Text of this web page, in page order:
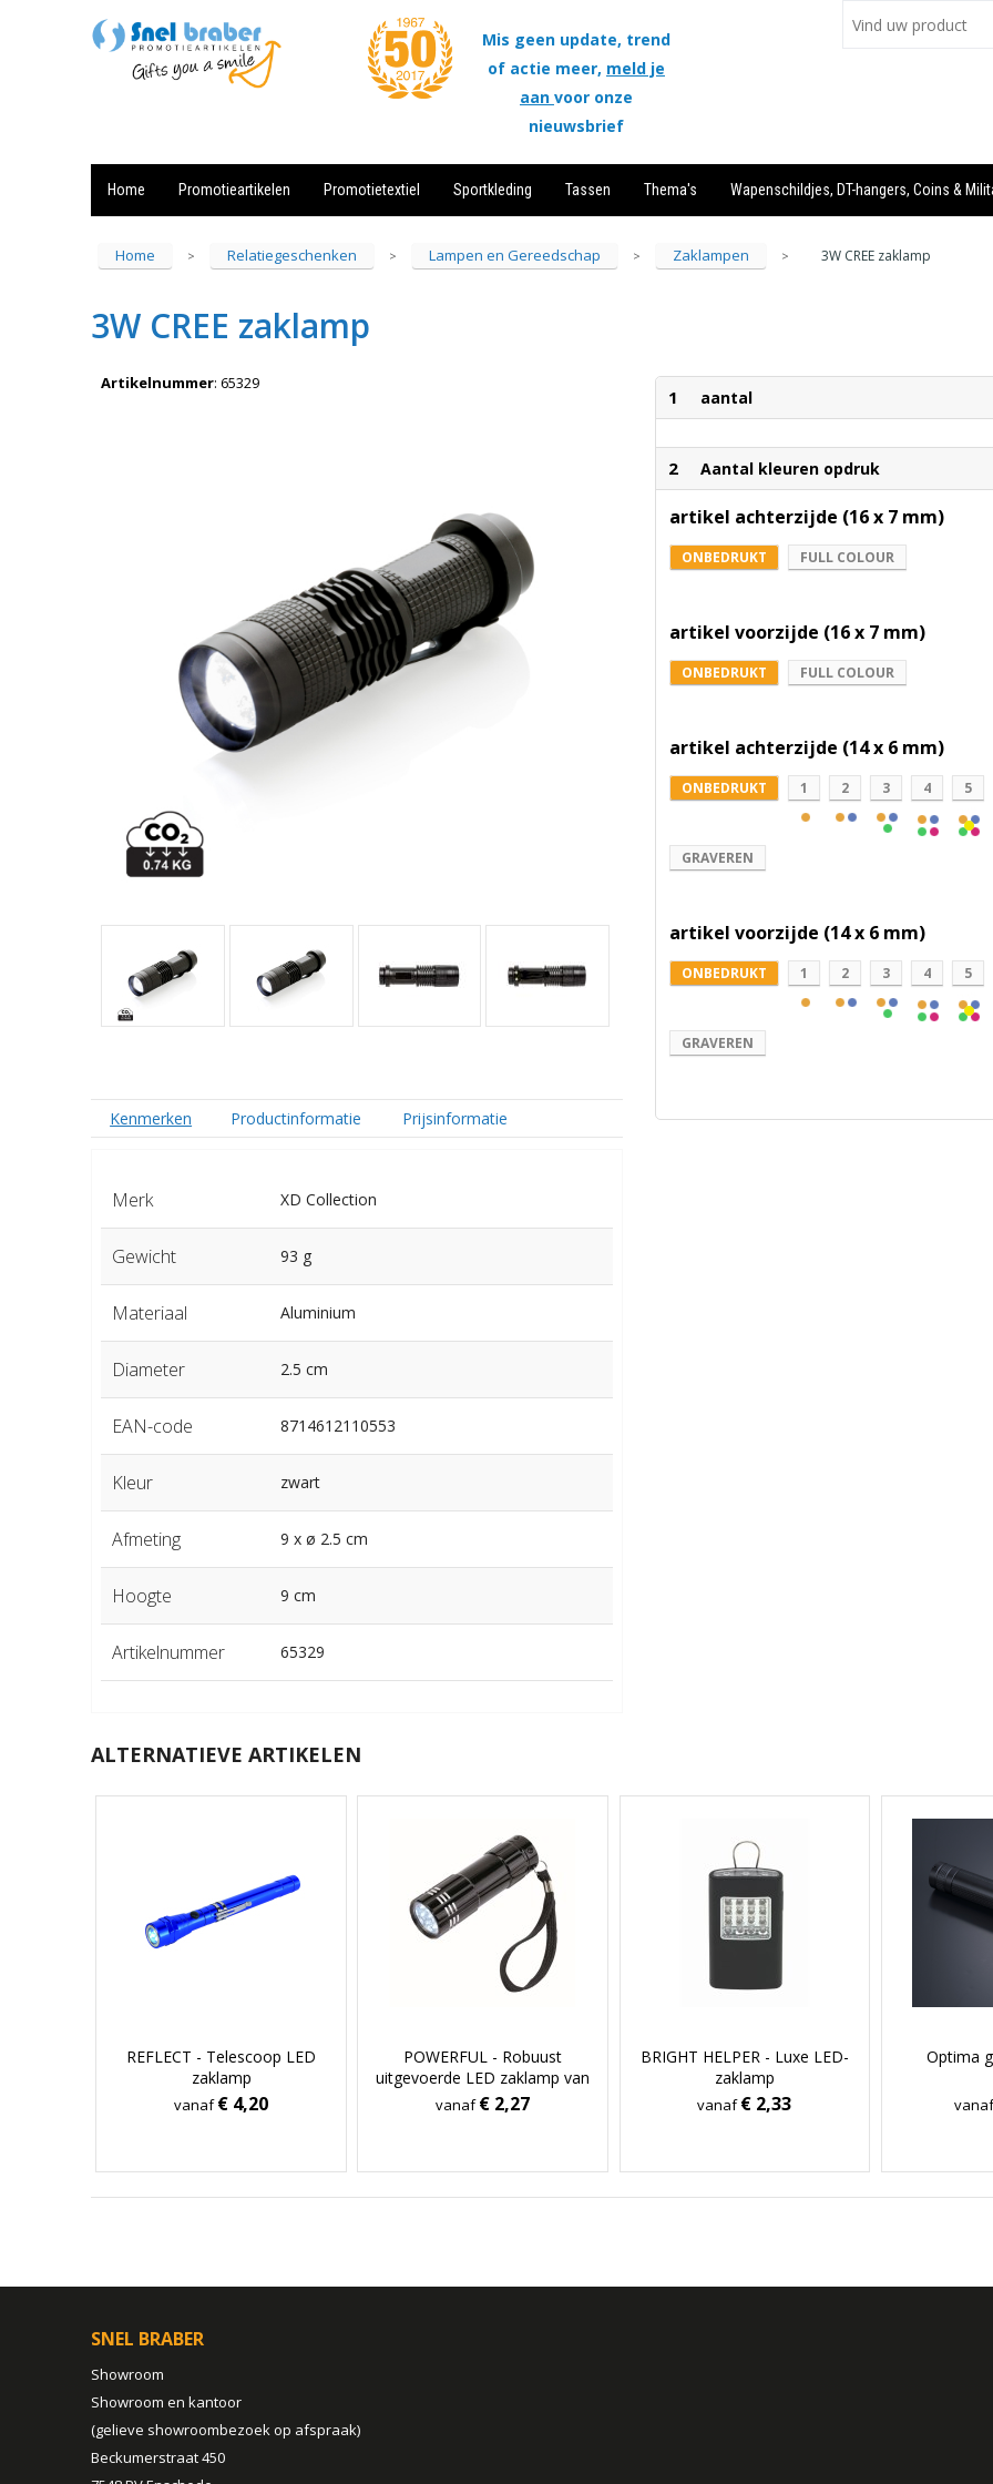
Mis geen update, trend
of actie meer, meld je
aan voor onze
nieuwsbrief
Home Promotieartikelen Promotietextiel Sportkleding Tassen Thema's Wapenschildjes, DT-hangers, Coins &
Home > Relatiegeschenken > Lampen en Gereedschap > Zaklampen > 3W CREE zaklamp
3W CREE zaklamp
Artikelnummer: 65329
1 aantal
2 Aantal kleuren opdruk
artikel achterzijde (16 x 7 mm)
ONBEDRUKT FULL COLOUR
artikel voorzijde (16 x 7 mm)
ONBEDRUKT FULL COLOUR
artikel achterzijde (14 x 6 mm)
ONBEDRUKT 1 2 3 4 5
GRAVEREN
artikel voorzijde (14 x 6 mm)
ONBEDRUKT 1 2 3 4 5
GRAVEREN
Kenmerken Productinformatie Prijsinformatie
Merk XD Collection
Gewicht 93 g
Materiaal Aluminium
Diameter 2.5 cm
EAN-code 8714612110553
Kleur zwart
Afmeting 9 x ø 2.5 cm
Hoogte 9 cm
Artikelnummer 65329
ALTERNATIEVE ARTIKELEN
REFLECT - Telescoop LED
zaklamp
vanaf€ 4,20
POWERFUL - Robuust
uitgevoerde LED zaklamp van
metaal
vanaf€ 2,27
BRIGHT HELPER - Luxe LED-
zaklamp
vanaf€ 2,33
Optima
SNEL BRABER
Showroom
Showroom en kantoor
(gelieve showroombezoek op afspraak)
Beckumerstraat 450